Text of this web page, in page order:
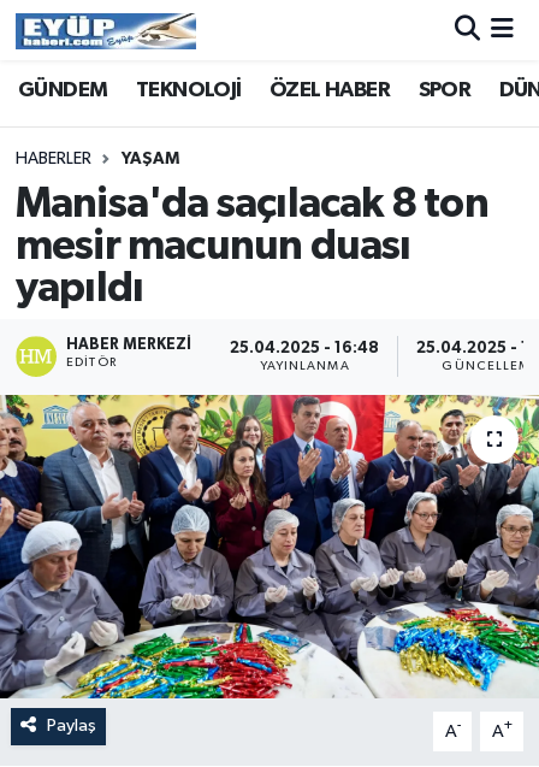
GÜNDEM TEKNOLOJİ ÖZEL HABER SPOR
HABERLER YAŞAM
Manisa'da saçılacak 8 ton
mesir macunun duası
yapıldı
HABER MERKEZI
EDITÖR
25.04.2025 - 16:48
YAYINLANMA
25.04.2025 -
GÜNCELLEME
Paylaş A- A+